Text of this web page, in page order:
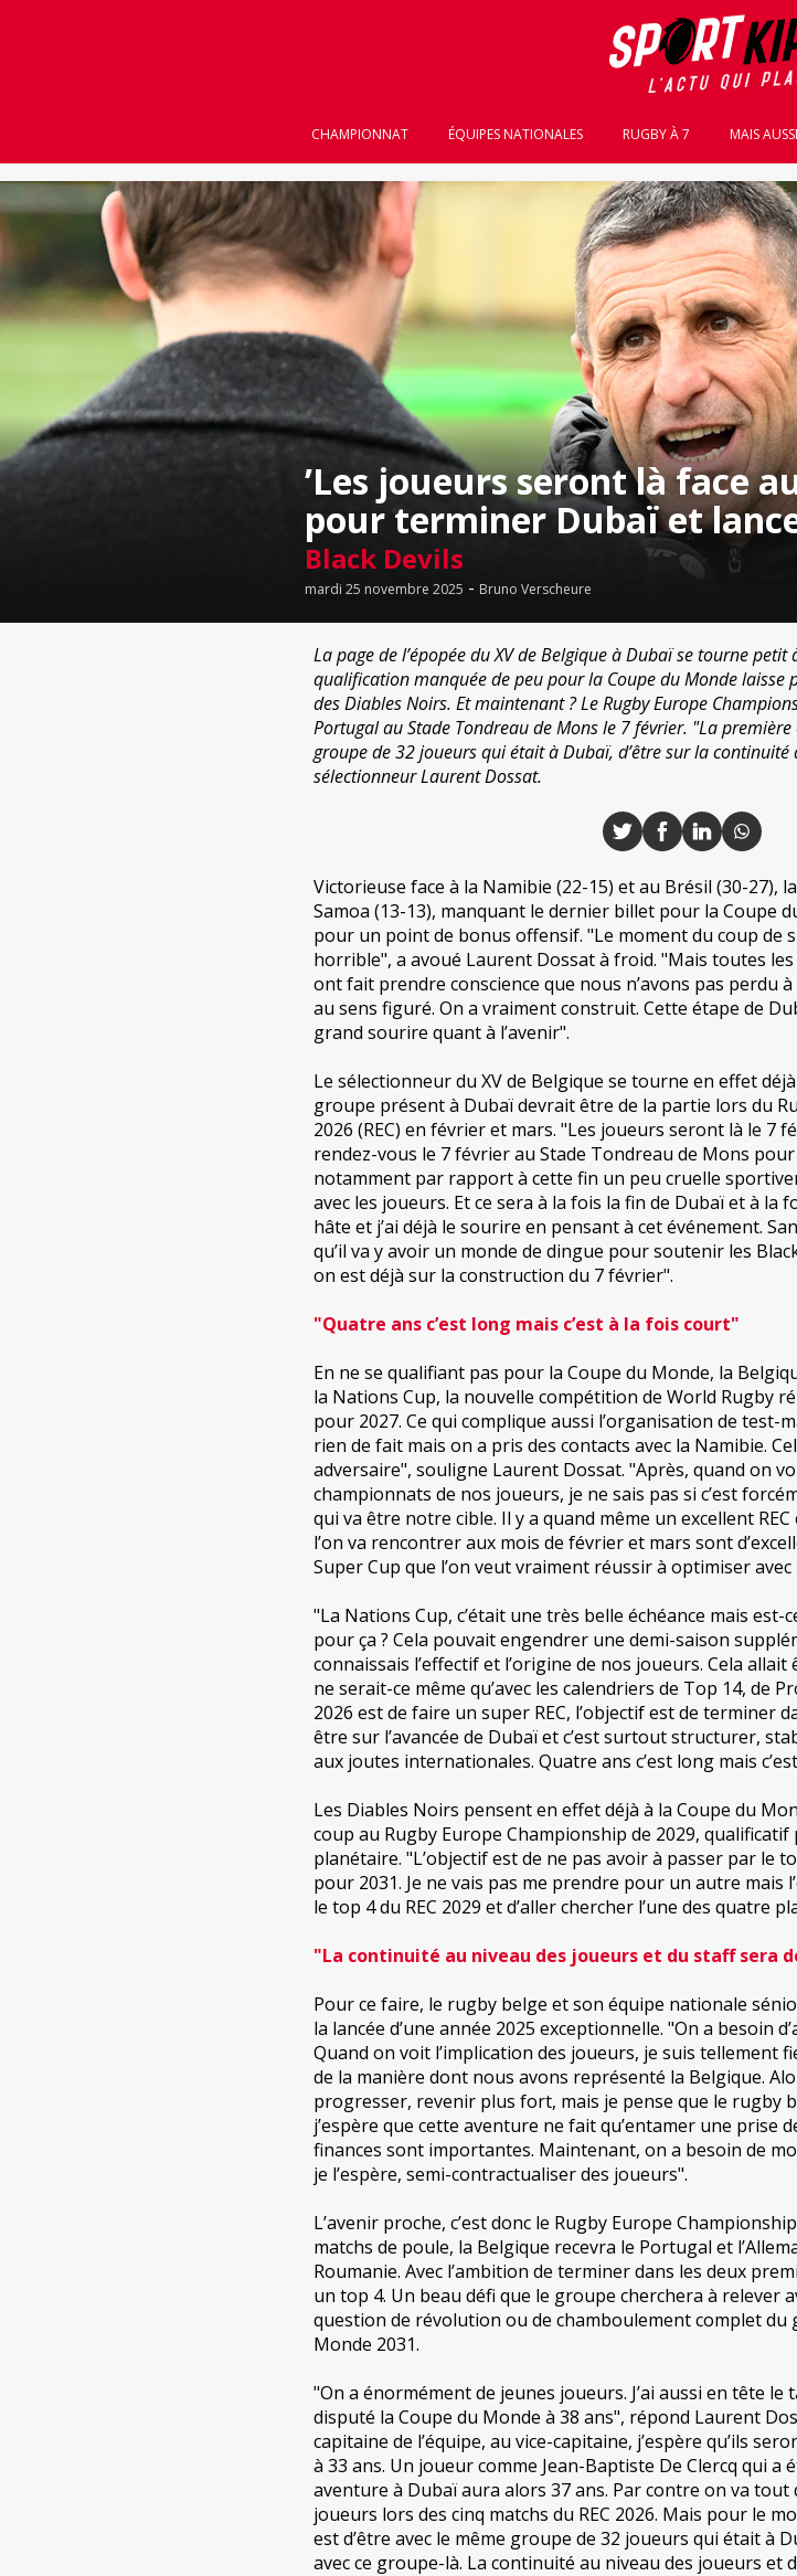
CHAMPIONNAT ÉQUIPES NATIONALES RUGBY À 7 MAIS
’Les joueurs seront là face
pour terminer Dubaï et
Black Devils
mardi 25 novembre 2025 - Bruno Verscheure
La page de l’épopée du XV de Belgique à Dubaï se tourne
qualification manquée de peu pour la Coupe du Monde laisse
des Diables Noirs. Et maintenant ? Le Rugby Europe
Portugal au Stade Tondreau de Mons le 7 février. "La première
groupe de 32 joueurs qui était à Dubaï, d’être sur la continuité
sélectionneur Laurent Dossat.
Victorieuse face à la Namibie (22-15) et au Brésil (30-27),
Samoa (13-13), manquant le dernier billet pour la Coupe
pour un point de bonus offensif. "Le moment du coup de
horrible", a avoué Laurent Dossat à froid. "Mais toutes
ont fait prendre conscience que nous n’avons pas perdu
au sens figuré. On a vraiment construit. Cette étape de
grand sourire quant à l’avenir".
Le sélectionneur du XV de Belgique se tourne en effet
groupe présent à Dubaï devrait être de la partie lors du
2026 (REC) en février et mars. "Les joueurs seront là le 7
rendez-vous le 7 février au Stade Tondreau de Mons
notamment par rapport à cette fin un peu cruelle
avec les joueurs. Et ce sera à la fois la fin de Dubaï et à la
hâte et j’ai déjà le sourire en pensant à cet événement.
qu’il va y avoir un monde de dingue pour soutenir les
on est déjà sur la construction du 7 février".
"Quatre ans c’est long mais c’est à la fois court"
En ne se qualifiant pas pour la Coupe du Monde, la
la Nations Cup, la nouvelle compétition de World Rugby
pour 2027. Ce qui complique aussi l’organisation de test-
rien de fait mais on a pris des contacts avec la Namibie.
adversaire", souligne Laurent Dossat. "Après, quand on
championnats de nos joueurs, je ne sais pas si c’est
qui va être notre cible. Il y a quand même un excellent
l’on va rencontrer aux mois de février et mars sont
Super Cup que l’on veut vraiment réussir à optimiser
"La Nations Cup, c’était une très belle échéance mais est-
pour ça ? Cela pouvait engendrer une demi-saison
connaissais l’effectif et l’origine de nos joueurs. Cela allait
ne serait-ce même qu’avec les calendriers de Top 14, de
2026 est de faire un super REC, l’objectif est de terminer
être sur l’avancée de Dubaï et c’est surtout structurer,
aux joutes internationales. Quatre ans c’est long mais
Les Diables Noirs pensent en effet déjà à la Coupe du
coup au Rugby Europe Championship de 2029,
planétaire. "L’objectif est de ne pas avoir à passer par le
pour 2031. Je ne vais pas me prendre pour un autre mais
le top 4 du REC 2029 et d’aller chercher l’une des quatre
"La continuité au niveau des joueurs et du staff sera
Pour ce faire, le rugby belge et son équipe nationale
la lancée d’une année 2025 exceptionnelle. "On a besoin
Quand on voit l’implication des joueurs, je suis tellement
de la manière dont nous avons représenté la Belgique.
progresser, revenir plus fort, mais je pense que le rugby
j’espère que cette aventure ne fait qu’entamer une prise
finances sont importantes. Maintenant, on a besoin de
je l’espère, semi-contractualiser des joueurs".
L’avenir proche, c’est donc le Rugby Europe
matchs de poule, la Belgique recevra le Portugal et
Roumanie. Avec l’ambition de terminer dans les deux
un top 4. Un beau défi que le groupe cherchera à relever
question de révolution ou de chamboulement complet du
Monde 2031.
"On a énormément de jeunes joueurs. J’ai aussi en tête
disputé la Coupe du Monde à 38 ans", répond Laurent
capitaine de l’équipe, au vice-capitaine, j’espère qu’ils
à 33 ans. Un joueur comme Jean-Baptiste De Clercq qui a
aventure à Dubaï aura alors 37 ans. Par contre on va
joueurs lors des cinq matchs du REC 2026. Mais pour le
est d’être avec le même groupe de 32 joueurs qui était à
avec ce groupe-là. La continuité au niveau des joueurs et